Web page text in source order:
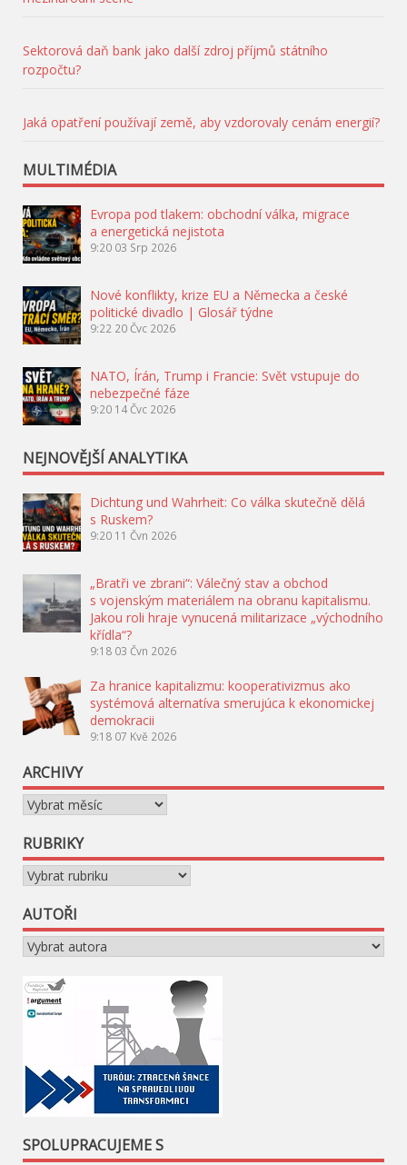
Sektorová daň bank jako další zdroj příjmů státního
rozpočtu?
Jaká opatření používají země, aby vzdorovaly cenám energií?
MULTIMÉDIA
Evropa pod tlakem: obchodní válka, migrace
a energetická nejistota
9:20 03 Srp 2026
Nové konflikty, krize EU a Německa a české
politické divadlo | Glosář týdne
9:22 20 Čvc 2026
NATO, Írán, Trump i Francie: Svět vstupuje do
nebezpečné fáze
9:20 14 Čvc 2026
NEJNOVĚJŠÍ ANALYTIKA
Dichtung und Wahrheit: Co válka skutečně dělá
s Ruskem?
9:20 11 Čvn 2026
„Bratři ve zbrani“: Válečný stav a obchod
s vojenským materiálem na obranu kapitalismu.
Jakou roli hraje vynucená militarizace „východního
křídla“?
9:18 03 Čvn 2026
Za hranice kapitalizmu: kooperativizmus ako
systémová alternatíva smerujúca k ekonomickej
demokracii
9:18 07 Kvě 2026
ARCHIVY
Archivy
RUBRIKY
Rubriky
AUTOŘI
SPOLUPRACUJEME S